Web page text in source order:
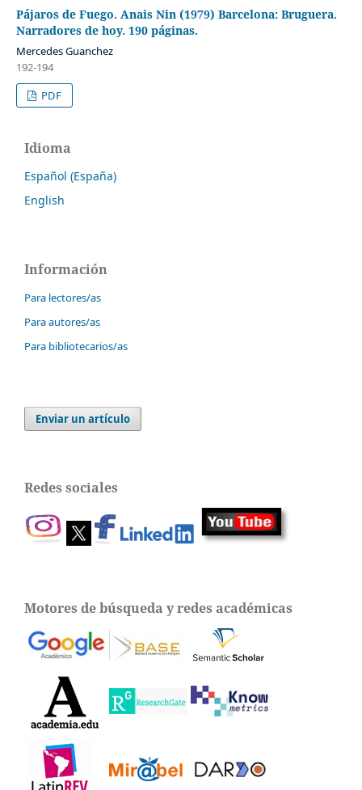
Pájaros de Fuego. Anais Nin (1979) Barcelona: Bruguera.
Narradores de hoy. 190 páginas.
Mercedes Guanchez
192-194
PDF
Idioma
Español (España)
English
Información
Para lectores/as
Para autores/as
Para bibliotecarios/as
Enviar un artículo
Redes sociales
Motores de búsqueda y redes académicas